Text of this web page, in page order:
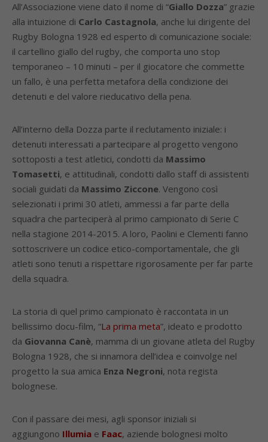
All’Associazione viene dato il nome di “Giallo Dozza” grazie
alla intuizione di Carlo Castagnola, anche lui dirigente del
Rugby Bologna 1928 ed esperto di comunicazione sociale:
il cartellino giallo del rugby, che comporta uno stop
temporaneo – 10 minuti – per il giocatore che commette
un fallo, è una perfetta metafora della condizione dei
detenuti e del valore rieducativo della pena.
All’interno della Dozza parte il reclutamento iniziale: i
detenuti interessati a partecipare al progetto vengono
sottoposti a test atletici, condotti da Massimo
Tomasetti, e attitudinali, condotti dallo staff di assistenti
sociali guidati da Massimo Ziccone. Vengono così
selezionati i primi 30 atleti, ammessi a far parte della
squadra che parteciperà al primo campionato di Serie C
nella stagione 2014-2015. A loro, Paolini e Clementi fanno
sottoscrivere un codice etico-comportamentale, che gli
atleti sono tenuti a rispettare rigorosamente per far parte
della squadra.
La storia di quel primo campionato è raccontata in un
bellissimo docu-film, “La prima meta”, ideato e prodotto
da Giovanna Canè, mamma di un giovane atleta del Rugby
Bologna 1928, che si innamora dell’idea e coinvolge nel
progetto la sua amica Enza Negroni, nota regista
bolognese.
Con il passare dei mesi, agli sponsor iniziali si
aggiungono Illumia e Faac, aziende bolognesi molto